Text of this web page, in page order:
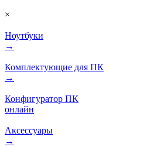
×
Ноутбуки
→
Комплектующие для ПК
→
Конфигуратор ПК
онлайн
Аксессуары
→